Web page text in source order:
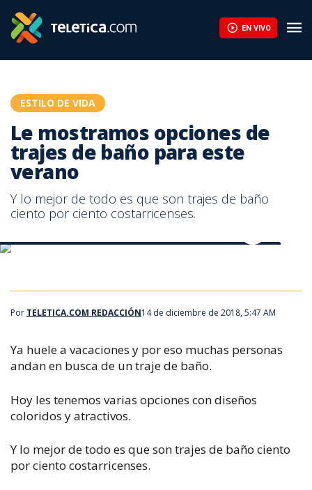
EN VIVO
ESTILO DE VIDA
Le mostramos opciones de
trajes de baño para este
verano
Y lo mejor de todo es que son trajes de baño
ciento por ciento costarricenses.
Por TELETICA.COM REDACCIÓN14 de diciembre de 2018, 5:47 AM
Ya huele a vacaciones y por eso muchas personas
andan en busca de un traje de baño.
Hoy les tenemos varias opciones con diseños
coloridos y atractivos.
Y lo mejor de todo es que son trajes de baño ciento
por ciento costarricenses.